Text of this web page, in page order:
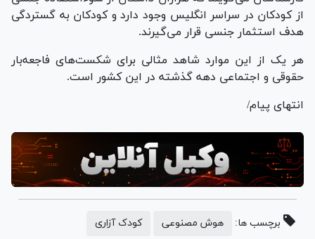
از کودکان در سراسر انگلیس وجود دارد و کودکان به گستردگی
هدف استثمار جنسی قرار می‌گیرند.
هر یک از این موارد شاهد مثالی برای شکست‌های فاجعه‌بار
حقوقی و اجتماعی دهه گذشته در این کشور است.
انتهای پیام/
برچسب ها: هوش مصنوعی کودک آزاری